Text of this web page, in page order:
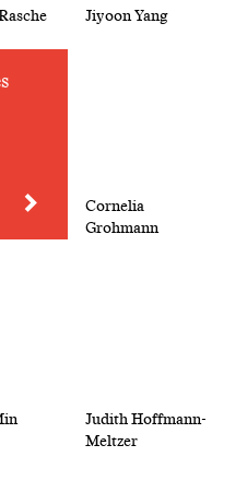
Jiyoon Yang
Cornelia
Grohmann
Judith Hoffmann-
Meltzer